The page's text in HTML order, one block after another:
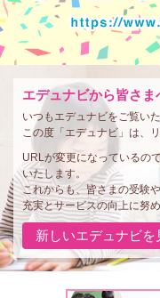
エデュナビから皆さま
いつもエデュナビをご覧い
この度「エデュナビ」は、
URLが変更になっているの
いたします。
これからも、皆さまの受験
充実とサービスの向上に努
新しいエデュナビを